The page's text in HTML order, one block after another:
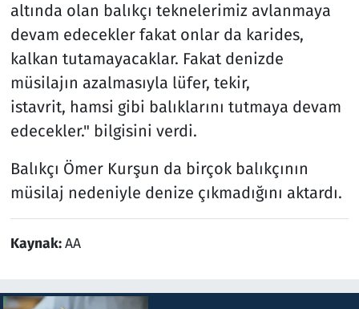
altında olan balıkçı teknelerimiz avlanmaya
devam edecekler fakat onlar da karides,
kalkan tutamayacaklar. Fakat denizde
müsilajın azalmasıyla lüfer, tekir,
istavrit, hamsi gibi balıklarını tutmaya devam
edecekler." bilgisini verdi.
Balıkçı Ömer Kurşun da birçok balıkçının
müsilaj nedeniyle denize çıkmadığını aktardı.
Kaynak:AA